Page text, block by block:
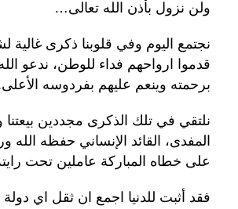
ولن نزول باْذن الله تعالى…
نجتمع اليوم وفي قلوبنا ذكرى غالية
قدموا ارواحهم فداء للوطن، ندعو
برحمته وينعم عليهم بفردوسه
نلتقي في تلك الذكرى مجددين بيعتنا
المفدى، القائد الإنساني حفظه الله
على خطاه المباركة عاملين تحت
فقد أثبت للدنيا اجمع ان ثقل اي